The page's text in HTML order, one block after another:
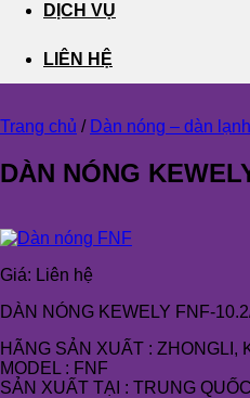
DỊCH VỤ
LIÊN HỆ
Trang chủ / Dàn nóng – dàn
DÀN NÓNG
Giá: Liên hệ
DÀN NÓNG KEWELY FNF-
HÃNG SẢN XUẤT : ZHONGLI,
MODEL : FNF
SẢN XUẤT TẠI : TRUNG QUỐC